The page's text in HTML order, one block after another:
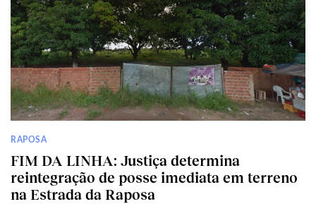
RAPOSA
FIM DA LINHA: Justiça determina
reintegração de posse imediata em terreno
na Estrada da Raposa